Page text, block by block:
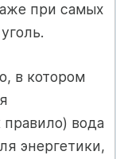
при самых
в котором
вода
энергетики,